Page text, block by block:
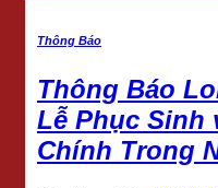
Thông Báo
Thông Báo
Lễ Phục Sinh
Chính Trong